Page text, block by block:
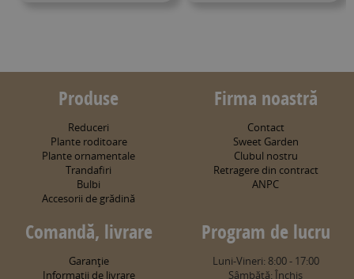
Produse
Reduceri
Plante roditoare
Plante ornamentale
Trandafiri
Bulbi
Accesorii de grădină
Firma noastră
Contact
Sweet Garden
Clubul nostru
Retragere din contract
ANPC
Comandă, livrare
Garanţie
Informaţii de livrare
Program de lucru
Luni-Vineri: 8:00 - 17:00
Sâmbătă: Închis